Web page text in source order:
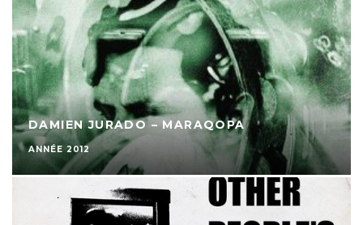
DAMIEN JURADO – MARAQOPA
ANNÉE 2012